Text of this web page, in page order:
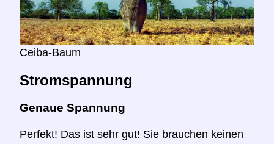
Ceiba-Baum
Stromspannung
Genaue Spannung
Perfekt! Das ist sehr gut! Sie brauchen keinen